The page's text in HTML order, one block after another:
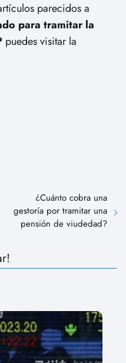
parecidos a
para tramitar la
puedes visitar la
¿Cuánto cobra una
gestoría por tramitar una
pensión de viudedad?